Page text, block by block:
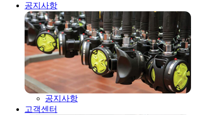
공지사항
공지사항
고객센터